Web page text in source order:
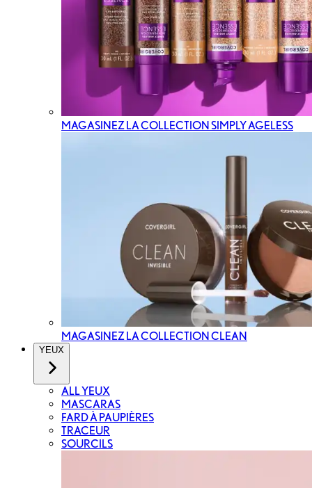
MAGASINEZ LA COLLECTION SIMPLY AGELESS
MAGASINEZ LA COLLECTION CLEAN
YEUX
ALL YEUX
MASCARAS
FARD À PAUPIÈRES
TRACEUR
SOURCILS